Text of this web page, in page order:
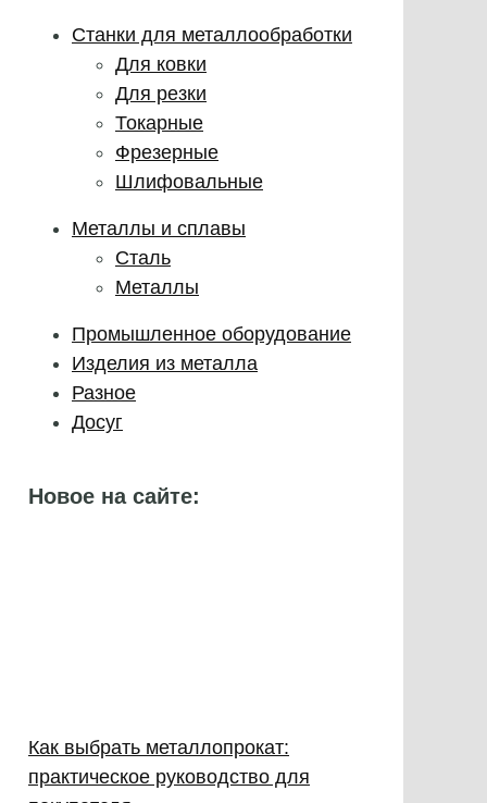
Станки для металлообработки
Для ковки
Для резки
Токарные
Фрезерные
Шлифовальные
Металлы и сплавы
Сталь
Металлы
Промышленное оборудование
Изделия из металла
Разное
Досуг
Новое на сайте:
Как выбрать металлопрокат:
практическое руководство для